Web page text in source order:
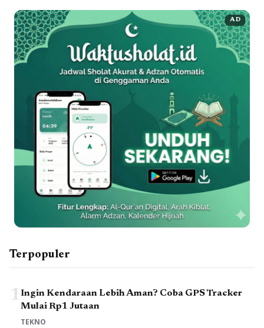
AD
Terpopuler
1Ingin Kendaraan Lebih Aman? Coba GPS Tracker
Mulai Rp1 Jutaan
TEKNO